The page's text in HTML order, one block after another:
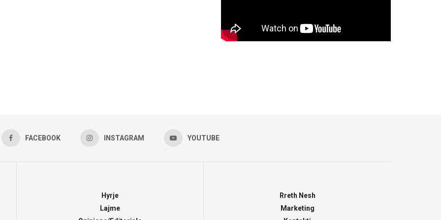
FACEBOOK INSTAGRAM YOUTUBE
Hyrje
Lajme
Rreth Nesh
Marketing